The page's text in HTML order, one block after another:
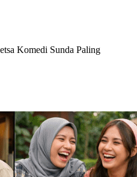
Komedi Sunda Paling